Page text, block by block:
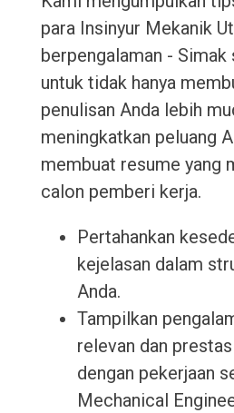
para Insinyur Mekanik
berpengalaman - Simak
untuk tidak hanya
penulisan Anda lebih
meningkatkan peluang
membuat resume yang
calon pemberi kerja.
Pertahankan
kejelasan dalam
Anda.
Tampilkan
relevan dan
dengan pekerjaan
Mechanical